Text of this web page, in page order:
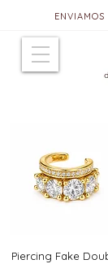
Piercing Fake